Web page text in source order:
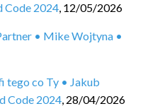
Code 2024, 12/05/2026
• Mike Wojtyna •
tego co Ty • Jakub
Code 2024, 28/04/2026